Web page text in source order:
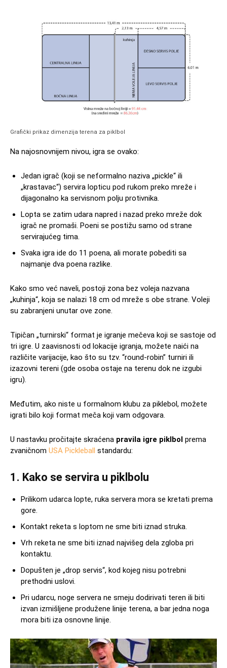
Grafički prikaz dimenzija terena za piklbol
Na najosnovnijem nivou, igra se ovako:
Jedan igrač (koji se neformalno naziva „pickle“ ili
„krastavac“) servira lopticu pod rukom preko mreže i
dijagonalno ka servisnom polju protivnika.
Lopta se zatim udara napred i nazad preko mreže dok
igrač ne promaši. Poeni se postižu samo od strane
servirajućeg tima.
Svaka igra ide do 11 poena, ali morate pobediti sa
najmanje dva poena razlike.
Kako smo već naveli, postoji zona bez voleja nazvana
„kuhinja“, koja se nalazi 18 cm od mreže s obe strane. Voleji
su zabranjeni unutar ove zone.
Tipičan „turnirski“ format je igranje mečeva koji se sastoje od
tri igre. U zaavisnosti od lokacije igranja, možete naići na
različite varijacije, kao što su tzv. “round-robin” turniri ili
izazovni tereni (gde osoba ostaje na terenu dok ne izgubi
igru).
Međutim, ako niste u formalnom klubu za piklebol, možete
igrati bilo koji format meča koji vam odgovara.
U nastavku pročitajte skraćena pravila igre piklbol prema
zvaničnom USA Pickleball standardu:
1. Kako se servira u piklbolu
Prilikom udarca lopte, ruka servera mora se kretati prema
gore.
Kontakt reketa s loptom ne sme biti iznad struka.
Vrh reketa ne sme biti iznad najvišeg dela zgloba pri
kontaktu.
Dopušten je „drop servis“, kod kojeg nisu potrebni
prethodni uslovi.
Pri udarcu, noge servera ne smeju dodirivati teren ili biti
izvan izmišljene produžene linije terena, a bar jedna noga
mora biti iza osnovne linije.